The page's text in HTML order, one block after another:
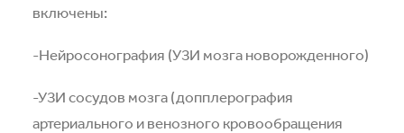
включены:
-Нейросонография (УЗИ мозга новорожденного)
-УЗИ сосудов мозга (допплерография
артериального и венозного кровообращения